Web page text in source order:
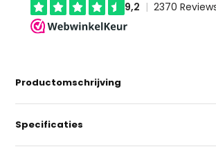
Productomschrijving
Specificaties